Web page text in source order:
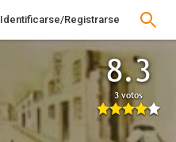
Identificarse/Registrarse
8.3
3 votos